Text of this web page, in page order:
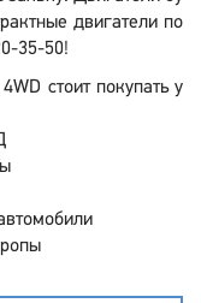
двигатели по
35-50!
стоит покупать у